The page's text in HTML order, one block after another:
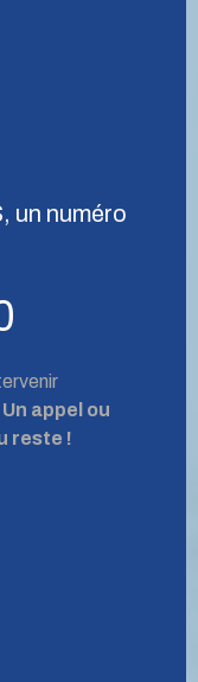
un numéro
Un appel ou
reste !